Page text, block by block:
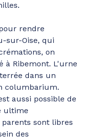
rendre
sur-Oise, qui
on
à Ribemont. L'urne
dans un
columbarium.
aussi possible de
ultime
sont libres
des